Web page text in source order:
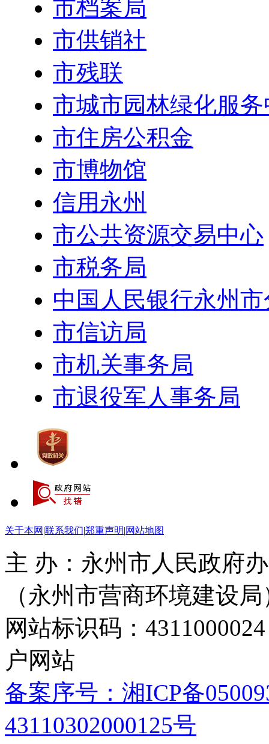
市档案局
市供销社
市残联
市城市园林绿化服
市住房公积金
市博物馆
信用永州
市公共资源交易中心
市税务局
中国人民银行永州
市信访局
市机关事务局
市退役军人事务局
关于本网 |联系我们|郑重声明|网站地图
主 办：永州市人民政府
（永州市营商环境建设局
网站标识码：
户网站
备案序号：湘ICP备
43110302000125号